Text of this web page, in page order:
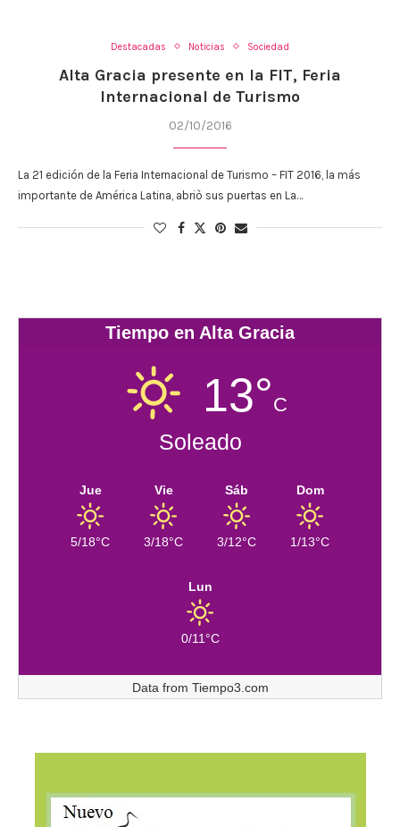
Destacadas Noticias Sociedad
Alta Gracia presente en la FIT, Feria
Internacional de Turismo
02/10/2016
La 21 edición de la Feria Internacional de Turismo – FIT 2016, la más
importante de América Latina, abriò sus puertas en La…
Tiempo en Alta Gracia
13°C
Soleado
Jue
5/18°C
Vie
3/18°C
Sáb
3/12°C
Dom
1/13°C
Lun
0/11°C
Data from Tiempo3.com